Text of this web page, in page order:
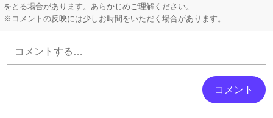
をとる場合があります。あらかじめご理解ください。
※コメントの反映には少しお時間をいただく場合があります。